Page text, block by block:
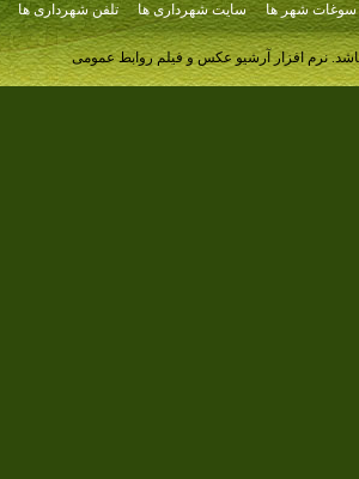
سوغات شهر ها سایت شهرداری ها تلفن شهرداری ها
نرم افزار آرشیو عکس و فیلم روابط عمومی